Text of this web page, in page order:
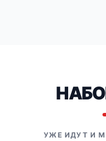
УЖЕ ИДУТ И